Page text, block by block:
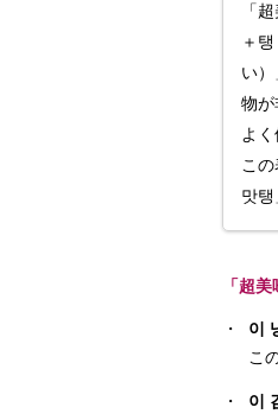
「
＋
い
物が
よく
こ
맛
「超
・ 이
こ
・ 이